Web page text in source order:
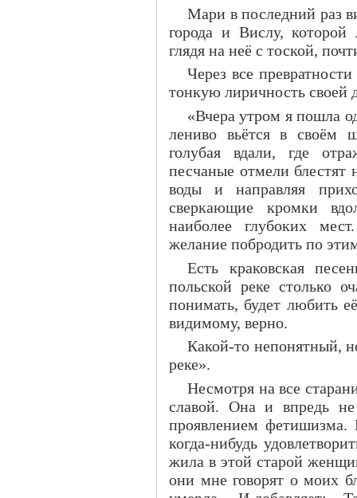
Мари в последний раз
города и Вислу,
глядя на неё с тоской,
Через все
тонкую лиричность
«Вчера утром я пошла
лениво вьётся в своём
голубая вдали, где
песчаные отмели блестят
воды и направляя
сверкающие кромки
наиболее глубоких
желание побродить по
Есть краковская
польской реке столько
понимать, будет любить
видимому, верно.
Какой-то непонятный,
реке».
Несмотря на все
славой. Она и впредь не
проявлением фетишизма.
когда-нибудь
жила в этой старой
они мне говорят о моих